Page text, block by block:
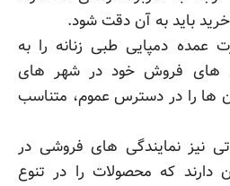
باید به آن دقت شود.
عمده دمپایی طبی زنانه را به
های فروش خود در شهر های
ها را در دسترس عموم، متناسب
نیز نمایندگی های فروشی در
که محصولات را در تنوع